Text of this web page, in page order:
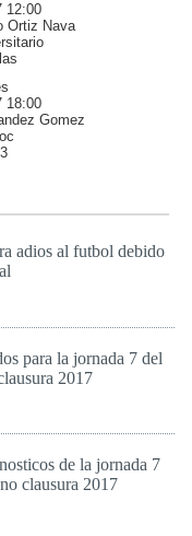
12:00
Ortiz Nava
18:00
Gomez
adios al futbol debido
para la jornada 7 del
2017
de la jornada 7
clausura 2017